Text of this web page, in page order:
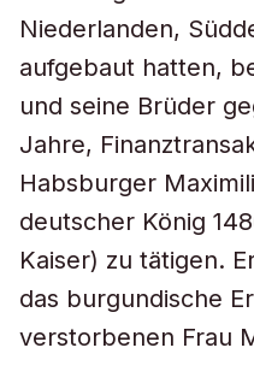
Niederlanden,
aufgebaut hatten,
und seine Brüder
Jahre,
Habsburger
deutscher König
Kaiser) zu tätigen.
das burgundische
verstorbenen Frau